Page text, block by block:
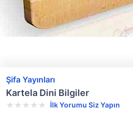
Şifa Yayınları
Kartela Dini Bilgiler
İlk Yorumu Siz Yapın